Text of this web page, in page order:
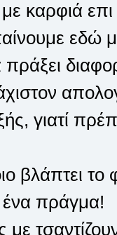
καρφιά
εδώ
γιατί
βλάπτει
πράγμα!